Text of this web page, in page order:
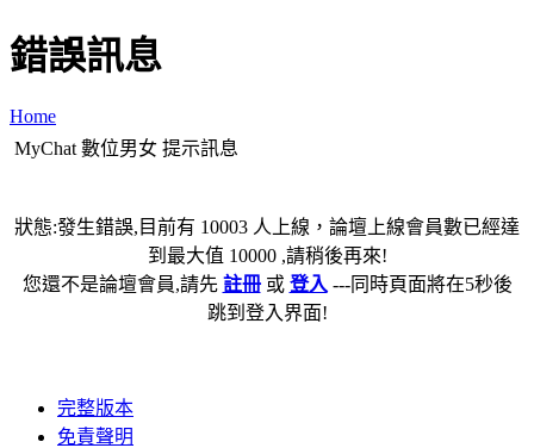
錯誤訊息
Home
MyChat 數位男女 提示訊息
狀態:發生錯誤,目前有 10003 人上線，論壇上線會員數已經達
到最大值 10000 ,請稍後再來!
您還不是論壇會員,請先 註冊或 登入 ---同時頁面將在5秒後
跳到登入界面!
完整版本
免責聲明